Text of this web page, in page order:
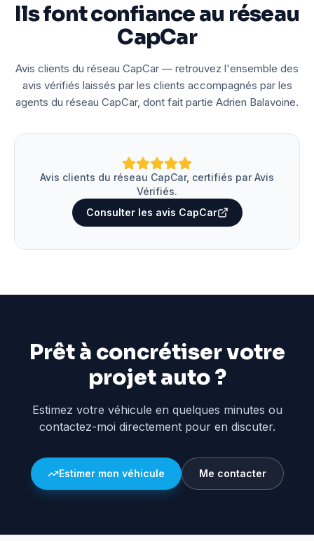
Ils font confiance au réseau
CapCar
Avis clients du réseau CapCar — retrouvez l'ensemble des
avis vérifiés laissés par les clients accompagnés par les
agents du réseau CapCar, dont fait partie Adrien Balavoine.
Avis clients du réseau CapCar, certifiés par Avis
Vérifiés.
Consulter les avis CapCar
Prêt à concrétiser votre
projet auto ?
Estimez votre véhicule en quelques minutes ou
contactez-moi directement pour en discuter.
Estimer mon véhicule Me contacter